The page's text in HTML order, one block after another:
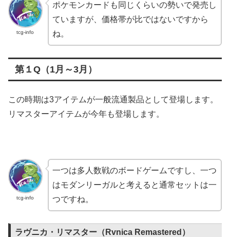
tcg-info
ポケモンカードも同じくらいの勢いで発売し
ていますが、価格帯が比ではないですから
ね。
第１Q（1月～3月）
この時期は3アイテムが一般流通製品として登場します。
リマスターアイテムが今年も登場します。
tcg-info
一つは多人数戦のボードゲームですし、一つ
はモダンリーガルと考えると通常セットは一
つですね。
ラヴニカ・リマスター（Rvnica Remastered）